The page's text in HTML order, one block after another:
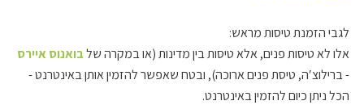
לגבי הזמנת טיסות מראש:
אלו לא טיסות פנים, אלא טיסות בין מדינות (או במקרה שלבואנוס איירס
- ברילוצ′ה, טיסת פנים ארוכה), ובטח שאפשר להזמין אותן באינטרנט -
הכל ניתן כיום להזמין באינטרנט.